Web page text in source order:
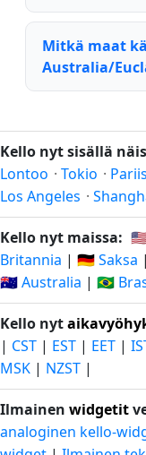
Mitkä maat
Australia/
Kello nyt sisällä
Lontoo · Tokio ·
Los Angeles ·
Kello nyt maissa:
Britannia | 🇩🇪 Saksa |
🇦🇺 Australia | 🇧🇷
Kello nyt
| CST | EST | EET |
MSK | NZST |
Ilmainen widgetit
analoginen kello-